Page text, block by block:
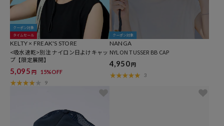
クーポン対象
タイムセール
KELTY × FREAK'S STORE
<吸水速乾>別注 ナイロン日よけキャッ
プ【限定展開】
5,095 円 15%OFF
9
クーポン対象
NANGA
NYLON TUSSER BB CAP
4,950円
3